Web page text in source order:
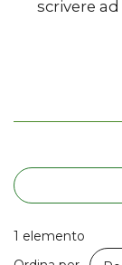
scrivere ad
1 elemento